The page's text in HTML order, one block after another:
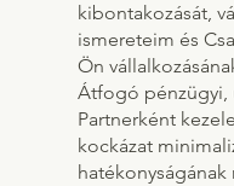
kibontakozását,
ismereteim és
Ön
Átfogó pénzügyi,
Partnerként
kockázat